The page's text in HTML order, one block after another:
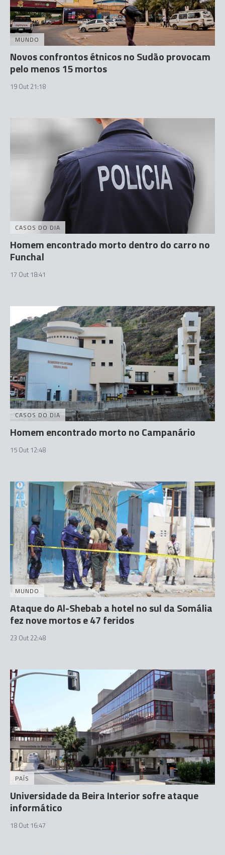
MUNDO
Novos confrontos étnicos no Sudão provocam
pelo menos 15 mortos
19 Out 21:18
CASOS DO DIA
Homem encontrado morto dentro do carro no
Funchal
17 Out 18:41
CASOS DO DIA
Homem encontrado morto no Campanário
15 Out 12:48
MUNDO
Ataque do Al-Shebab a hotel no sul da Somália
fez nove mortos e 47 feridos
23 Out 22:48
PAÍS
Universidade da Beira Interior sofre ataque
informático
18 Out 16:47